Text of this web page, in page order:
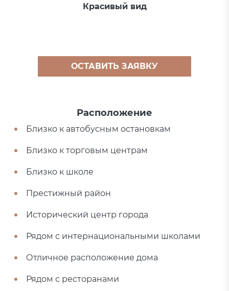
Красивый вид
ОСТАВИТЬ ЗАЯВКУ
Расположение
Близко к автобусным остановкам
Близко к торговым центрам
Близко к школе
Престижный район
Исторический центр города
Рядом с интернациональными школами
Отличное расположение дома
Рядом с ресторанами